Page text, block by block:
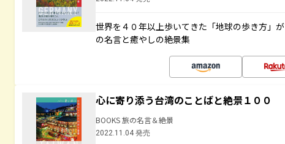
世界を４０年以上歩いてきた「地球の歩き方」
の名言と癒やしの絶景集
心に寄り添う台湾のことばと絶景１００
BOOKS 旅の名言＆絶景
2022.11.04 発売